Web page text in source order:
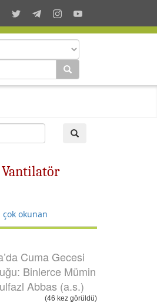
Vantilatör
çok okunan
Cuma Gecesi
Binlerce Mümin
Abbas (a.s.)
(46 kez görüldü)